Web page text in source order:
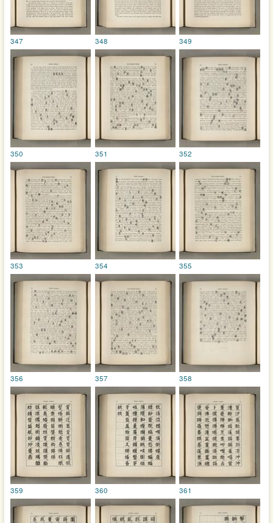
347 348 349
350 351 352
353 354 355
356 357 358
359 360 361